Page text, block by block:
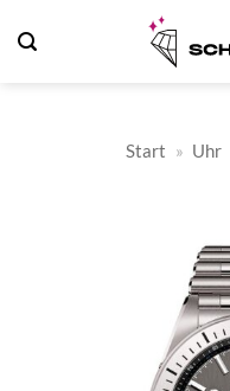
Inhalt
Start » Uhr